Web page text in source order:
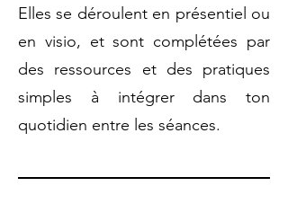
Elles se déroulent en présentiel ou
en visio, et sont complétées par
des ressources et des pratiques
simples à intégrer dans ton
quotidien entre les séances.